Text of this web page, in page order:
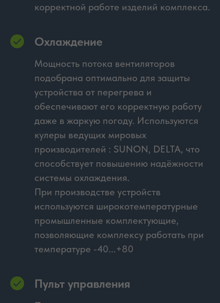
корректной работе изделий комплекса.
Охлаждение
Мощность потока вентиляторов
подобрана оптимально для защиты
устройства от перегрева и
обеспечивают его корректную работу
даже в жаркую погоду. Используются
кулеры ведущих мировых
производителей : SUNON, DELTA, что
способствует повышению надёжности
системы охлаждения.
При производстве устройств
используются широкотемпературные
промышленные комплектующие,
позволяющие комплексу работать при
температуре -40...+80
Пульт управления